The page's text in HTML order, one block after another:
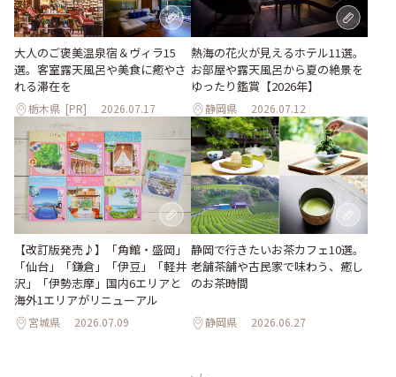
大人のご褒美温泉宿＆ヴィラ15
選。客室露天風呂や美食に癒やさ
れる滞在を
栃木県 [PR] 2026.07.17
熱海の花火が見えるホテル11選。
お部屋や露天風呂から夏の絶景を
ゆったり鑑賞【2026年】
静岡県 2026.07.12
【改訂版発売♪】「角館・盛岡」
「仙台」「鎌倉」「伊豆」「軽井
沢」「伊勢志摩」国内6エリアと
海外1エリアがリニューアル
宮城県 2026.07.09
静岡で行きたいお茶カフェ10選。
老舗茶舗や古民家で味わう、癒し
のお茶時間
静岡県 2026.06.27